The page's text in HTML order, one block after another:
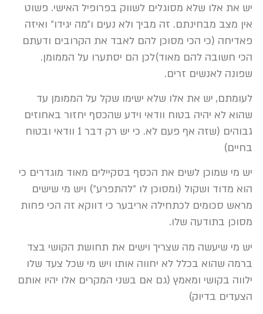
יש את אלו שלא מסוגלים לשווק בפרופיל האישי. פשוט
אין מצב מבחינתם. זה מביך ולא נעים ו״מה יגידו״ ואיזה
פאדיחה (כי הכי מסוכן להם לאבד את הקרובים ודעתם
הכי חשובה להם מאוד)לכן הם יסתערו על הממומן.
שפונה לאנשים זרים.
לעומתם, יש את אלו שלא ישימו שקל על הממומן עד
שהוא לא יהיה בטוח וודאי וידע שהכסף יחזור באחוזים
גבוהים (שזה אף פעם לא. כי יש רק דבר 1 וודאי ובטוח
בחיים)
יש מי שמוכן לשים את הכסף בסקיילים מאוד מוגדרים כי
הוא מדוד ושקול (ומסוכן לו ״להתפרע״) ויש מי שישים
מראש סכומים לכתחילה אריבער כי דווקא זה הכי פחות
מסוכן בתודעה שלו.
יש מי שיעשה מה שצריך וישים את תחושת הקושי בצד
ברמה שהוא בכלל לא יחווה אותו ויש מי שכל צעד שלו
ילווה בקושי ומאמץ (גם אם בשני המקרים אלו יהיו אותם
הצעדים בדיוק)